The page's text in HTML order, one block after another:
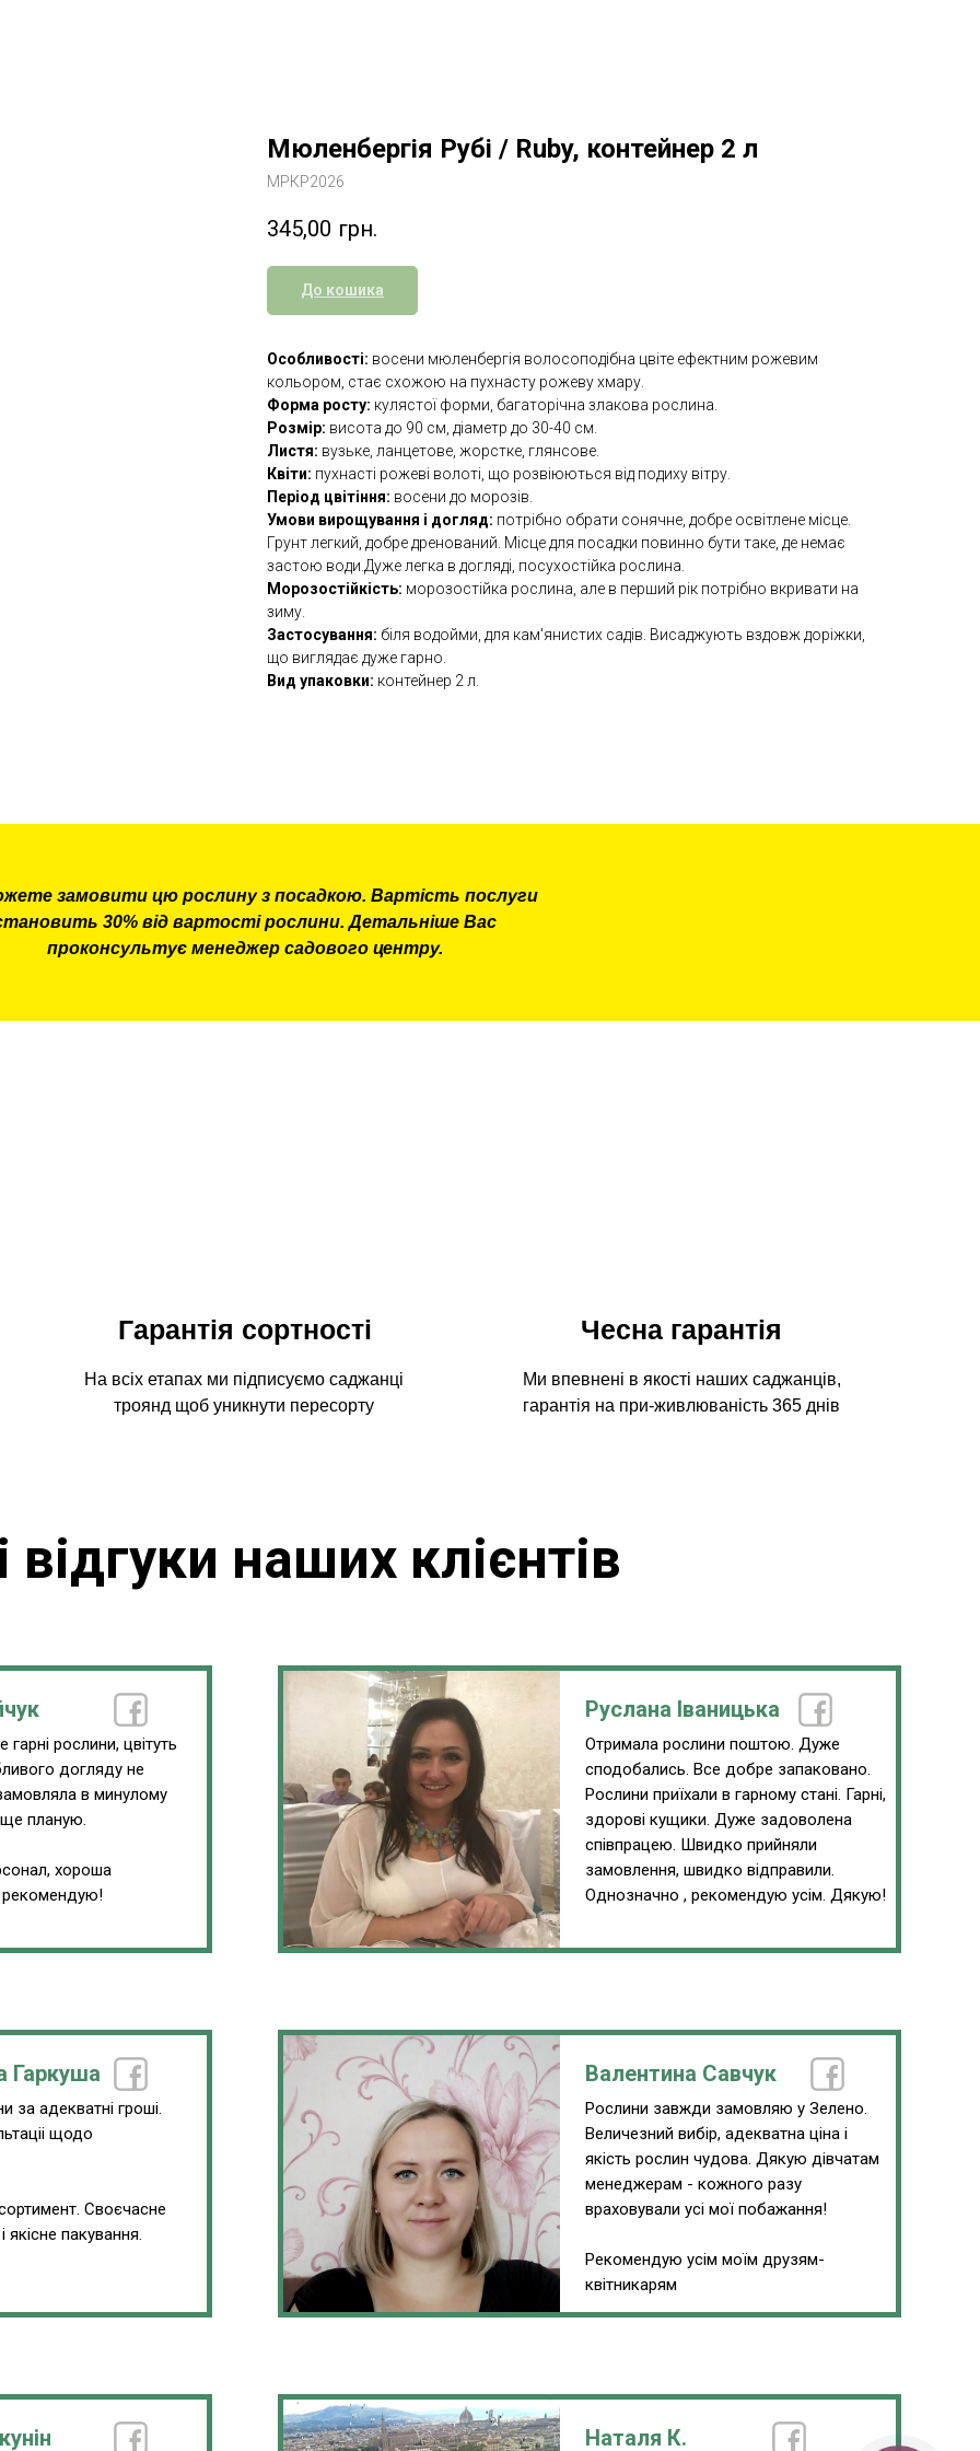
Мюленбергія Рубі / Ruby, контейнер 2 л
МРКР2026
345,00 грн.
До кошика
Особливості: восени мюленбергія волосоподібна цвіте ефектним рожевим
кольором, стає схожою на пухнасту рожеву хмару.
Форма росту: кулястої форми, багаторічна злакова рослина.
Розмір: висота до 90 см, діаметр до 30-40 см.
Листя: вузьке, ланцетове, жорстке, глянсове.
Квіти: пухнасті рожеві волоті, що розвіюються від подиху вітру.
Період цвітіння: восени до морозів.
Умови вирощування і догляд: потрібно обрати сонячне, добре освітлене місце.
Грунт легкий, добре дренований. Місце для посадки повинно бути таке, де немає
застою води.Дуже легка в догляді, посухостійка рослина.
Морозостійкість: морозостійка рослина, але в перший рік потрібно вкривати на
зиму.
Застосування: біля водойми, для кам'янистих садів. Висаджують вздовж доріжки,
що виглядає дуже гарно.
Вид упаковки: контейнер 2 л.
замовити цю рослину з посадкою. Вартість послуги
30% від вартості рослини. Детальніше Вас
проконсультує менеджер садового центру.
На всіх етапах ми підписуємо саджанці
троянд щоб уникнути пересорту
Ми впевнені в якості наших саджанців,
гарантія на при-живлюваність 365 днів
Гарантія сортності Чесна гарантія
рослини, цвітуть
догляду не
в минулому
планую.
хороша
рекомендую!
відгуки наших клієнтів
Руслана Іваницька
Отримала рослини поштою. Дуже
сподобались. Все добре запаковано.
Рослини приїхали в гарному стані. Гарні,
здорові кущики. Дуже задоволена
співпрацею. Швидко прийняли
замовлення, швидко відправили.
Однозначно , рекомендую усім. Дякую!
Гаркуша
за адекватні гроші.
щодо
Своєчасне
якісне пакування.
Валентина Савчук
Рослини завжди замовляю у Зелено.
Величезний вибір, адекватна ціна і
якість рослин чудова. Дякую дівчатам
менеджерам - кожного разу
враховували усі мої побажання!
Рекомендую усім моїм друзям-
квітникарям
Наталя К.